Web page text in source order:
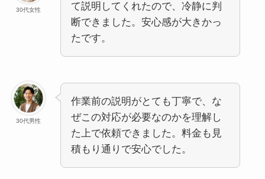
30代女性
て説明してくれたので、冷静に判
断できました。安心感が大きかっ
たです。
30代男性
作業前の説明がとても丁寧で、な
ぜこの対応が必要なのかを理解し
た上で依頼できました。料金も見
積もり通りで安心でした。